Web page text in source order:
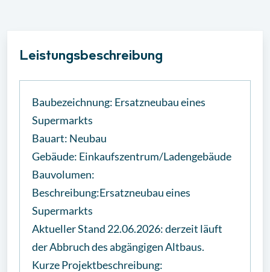
Leistungsbeschreibung
Baubezeichnung: Ersatzneubau eines
Supermarkts
Bauart: Neubau
Gebäude: Einkaufszentrum/Ladengebäude
Bauvolumen:
Beschreibung:Ersatzneubau eines
Supermarkts
Aktueller Stand 22.06.2026: derzeit läuft
der Abbruch des abgängigen Altbaus.
Kurze Projektbeschreibung: